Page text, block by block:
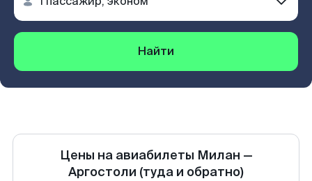
Найти
Цены на авиабилеты Милан —
Аргостоли (туда и обратно)